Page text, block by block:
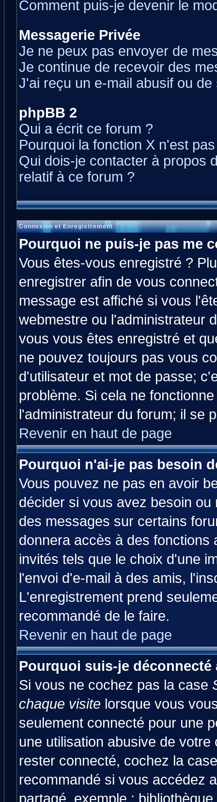
Comment puis-je devenir le
Messagerie Privée
Je ne peux pas envoyer de
Je continue de recevoir des
J'ai reçu un e-mail abusif ou
phpBB 2
Qui a écrit ce forum ?
Pourquoi la fonction X n'est
Qui dois-je contacter à propos
relatif à ce forum ?
Connexion et Enregistrement
Pourquoi ne puis-je pas me
Vous êtes-vous enregistré ?
enregistrer afin de vous
message est affiché si vous
webmestre ou l'administrateur
vous vous êtes enregistré et
ne pouvez toujours pas vous
d'utilisateur et mot de passe;
problème. Si cela ne
l'administrateur du forum; il se
Revenir en haut de page
Pourquoi n'ai-je pas besoin
Vous pouvez ne pas en avoir
décider si vous avez besoin
des messages sur certains
donnera accès à des fonctions
invités tels que le choix d'une
l'envoi d'e-mail à des amis,
L'enregistrement prend
recommandé de le faire.
Revenir en haut de page
Pourquoi suis-je
Si vous ne cochez pas la case
chaque visite lorsque vous
seulement connecté pour une
une utilisation abusive de
rester connecté, cochez la
recommandé si vous accédez
partagé, exemple :